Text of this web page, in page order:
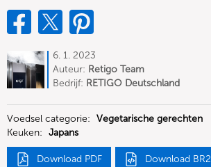
6. 1. 2023
Auteur: Retigo Team
Deutschland
Bedrijf: RETIGO Deutschland
Voedsel categorie: Vegetarische gerechten
Keuken: Japans
Download PDF Download BR2